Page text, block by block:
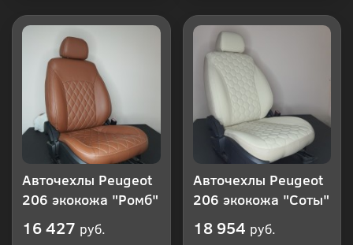
Авточехлы Peugeot
206 экокожа "Ромб"
16 427 руб.
Авточехлы Peugeot
206 экокожа "Соты"
18 954 руб.